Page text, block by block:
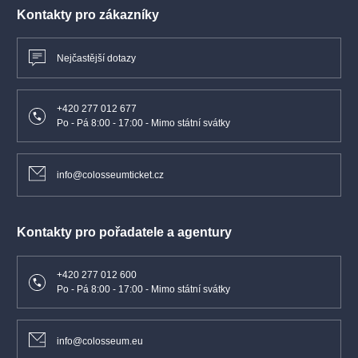
BEZBARIÉROVÝ PŘÍSTUP PRO VOZÍČKÁŘE (ZTP/P)
– pro vozíčkáře (držitele průkazu ZTP/P) jsou vyhrazena místa
na kraji hlediště, které poskytujeme s 50% slevou:
na lucie_gehringerova@spromotion.cz
zašleme slevový kód, který uplatníte při nákupu vstupenek
– doprovod musí mít vlastní vstupenku
– vstupenky jsou k dispozici do vyprodání
Kontakty pro zákazníky
Nejčastější dotazy
+420 277 012 677
Po - Pá 8:00 - 17:00 - Mimo státní svátky
info@colosseumticket.cz
Kontakty pro pořadatele a agentury
+420 277 012 600
Po - Pá 8:00 - 17:00 - Mimo státní svátky
info@colosseum.eu